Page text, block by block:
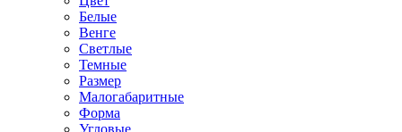
Белые
Венге
Светлые
Темные
Размер
Малогабаритные
Форма
Угловые